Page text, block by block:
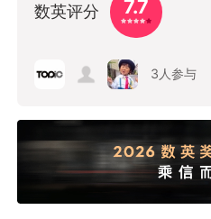
数英评分 7.7
3 人参与